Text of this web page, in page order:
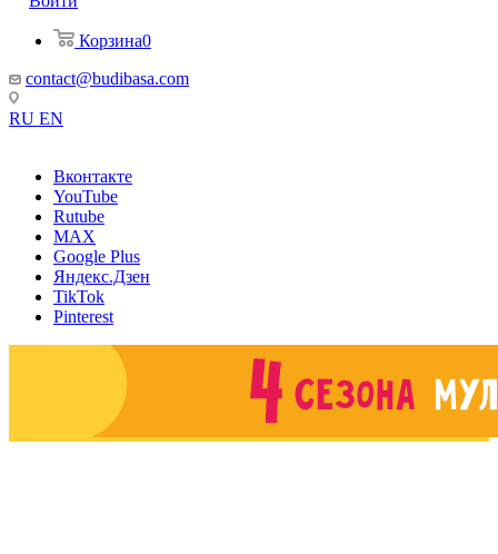
Корзина0
contact@budibasa.com
RU EN
Вконтакте
YouTube
Rutube
MAX
Google Plus
Яндекс.Дзен
TikTok
Pinterest